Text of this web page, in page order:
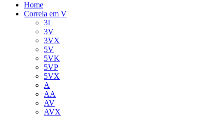
Home
Correia em V
3L
3V
3VX
5V
5VK
5VP
5VX
A
AA
AV
AVX